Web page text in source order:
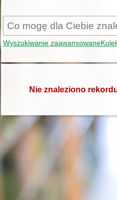
Wyszukiwanie zaawansowane
Nie znaleziono